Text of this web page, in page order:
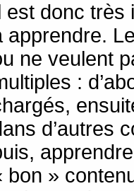
est donc très
apprendre.
ne veulent
:
d’autres
bon »